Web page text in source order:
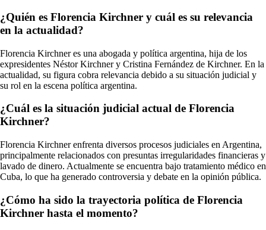
¿Quién es Florencia Kirchner y cuál es su relevancia
en la actualidad?
Florencia Kirchner es una abogada y política argentina, hija de los
expresidentes Néstor Kirchner y Cristina Fernández de Kirchner. En la
actualidad, su figura cobra relevancia debido a su situación judicial y
su rol en la escena política argentina.
¿Cuál es la situación judicial actual de Florencia
Kirchner?
Florencia Kirchner enfrenta diversos procesos judiciales en Argentina,
principalmente relacionados con presuntas irregularidades financieras y
lavado de dinero. Actualmente se encuentra bajo tratamiento médico en
Cuba, lo que ha generado controversia y debate en la opinión pública.
¿Cómo ha sido la trayectoria política de Florencia
Kirchner hasta el momento?